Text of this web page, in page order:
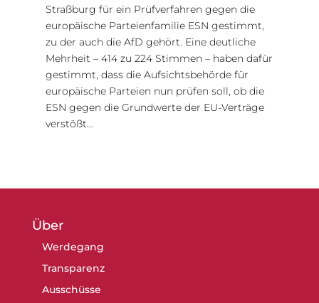
Straßburg für ein Prüfverfahren gegen die
europäische Parteienfamilie ESN gestimmt,
zu der auch die AfD gehört. Eine deutliche
Mehrheit – 414 zu 224 Stimmen – haben dafür
gestimmt, dass die Aufsichtsbehörde für
europäische Parteien nun prüfen soll, ob die
ESN gegen die Grundwerte der EU-Verträge
verstößt…
Über
Werdegang
Transparenz
Ausschüsse